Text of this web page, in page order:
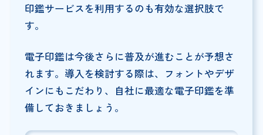
印鑑サービスを利用するのも有効な選択肢で
す。
電子印鑑は今後さらに普及が進むことが予想さ
れます。導入を検討する際は、フォントやデザ
インにもこだわり、自社に最適な電子印鑑を準
備しておきましょう。